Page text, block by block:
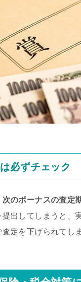
必ずチェック
次のボーナスの査定
出してしまうと
定を下げられてし